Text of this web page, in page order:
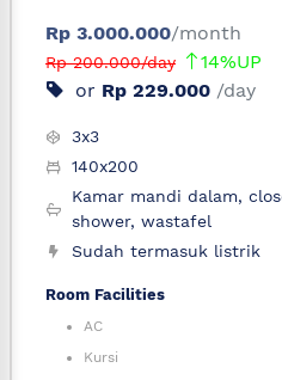
Rp 3.000.000/month
Rp 200.000/day
14%UP
or Rp 229.000 /day
3x3
140x200
Kamar mandi dalam,
shower, wastafel
Sudah termasuk listrik
Room Facilities
AC
Kursi